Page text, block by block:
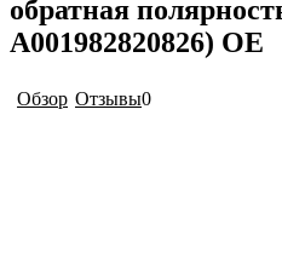
обратная
A001982820826) OE
Обзор Отзывы0